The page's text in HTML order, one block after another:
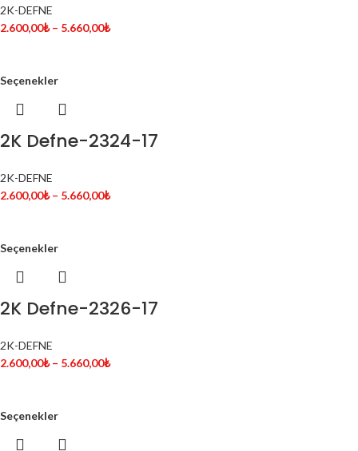
2K-DEFNE
2.600,00₺ – 5.660,00₺
Seçenekler
2K Defne-2324-17
2K-DEFNE
2.600,00₺ – 5.660,00₺
Seçenekler
2K Defne-2326-17
2K-DEFNE
2.600,00₺ – 5.660,00₺
Seçenekler